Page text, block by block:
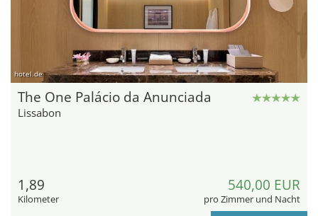
hotel.de
The One Palácio da Anunciada
Lissabon
1,89
Kilometer
540,00 EUR
pro Zimmer und Nacht